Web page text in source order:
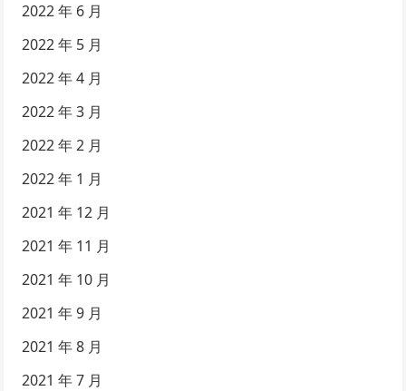
2022 年 6 月
2022 年 5 月
2022 年 4 月
2022 年 3 月
2022 年 2 月
2022 年 1 月
2021 年 12 月
2021 年 11 月
2021 年 10 月
2021 年 9 月
2021 年 8 月
2021 年 7 月